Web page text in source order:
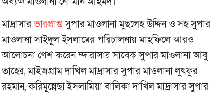
মাদ্রাসারভারপ্রাপ্তসুপার মাওলানা মুছলেহ উদ্দিন ও সহ সুপার
মাওলানা সাইদুল ইসলামের পরিচালনায় মাহফিলে আরও
আলোচনা পেশ করেন ম্দারাসার সাবেক সুপার মাওলানা আবু
তাহের, মাইজগ্রাম দাখিল মাদ্রাসার সুপার মাওলানা লুৎফুর
রহমান, করিমুন্নেছা ইসলামিয়া বালিকা দাখিল মাদ্রাসার সুপার